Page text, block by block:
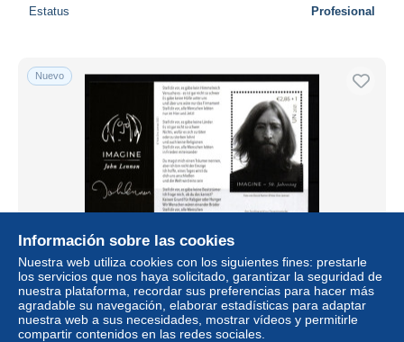
Estatus Profesional
Nuevo
Vereinte Nationen Wien 1132 postfrisch als Block 63
#KT014
± 6,47 US$
Información sobre las cookies
Nuestra web utiliza cookies con los siguientes fines: prestarle
los servicios que nos haya solicitado, garantizar la seguridad de
nuestra plataforma, recordar sus preferencias para hacer más
agradable su navegación, elaborar estadísticas para adaptar
nuestra web a sus necesidades, mostrar vídeos y permitirle
compartir contenidos en las redes sociales.